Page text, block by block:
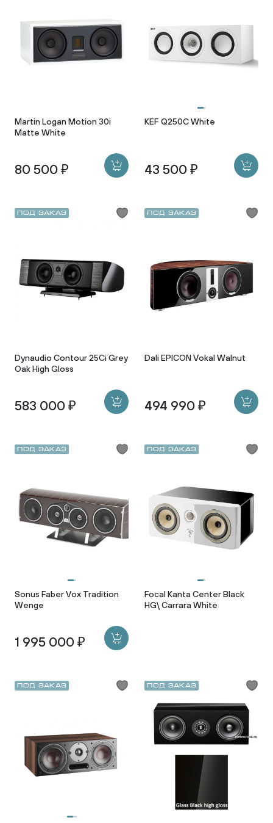
Martin Logan Motion 30i
Matte White
80 500 ₽
KEF Q250C White
43 500 ₽
Под заказ
Dynaudio Contour 25Ci Grey
Oak High Gloss
583 000 ₽
Под заказ
Dali EPICON Vokal Walnut
494 990 ₽
Под заказ
Sonus Faber Vox Tradition
Wenge
1 995 000 ₽
Под заказ
Focal Kanta Center Black
HG\ Carrara White
Под заказ Под заказ